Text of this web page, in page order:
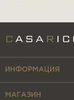
ИНФОРМАЦИЯ
МАГАЗИН